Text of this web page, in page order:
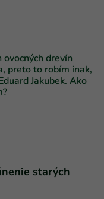
ovocných drevín
preto to robím inak,
Jakubek. Ako
starých